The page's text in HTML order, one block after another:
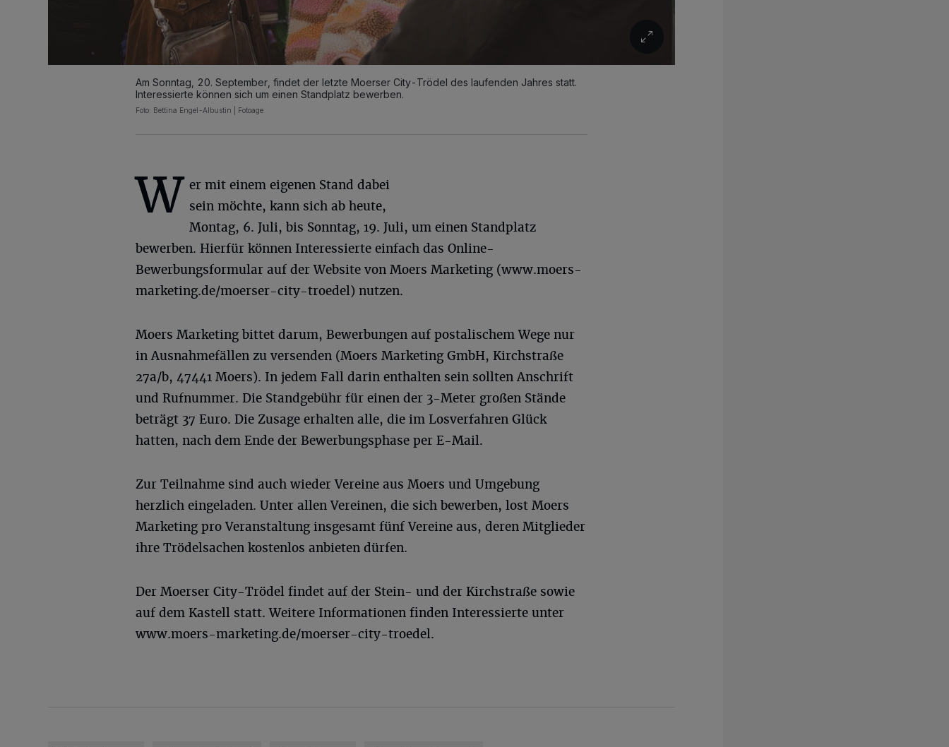
Am Sonntag, 20. September, findet der letzte Moerser City-Trödel des laufenden Jahres statt.
Interessierte können sich um einen Standplatz bewerben.
Foto: Bettina Engel-Albustin | Fotoage
W er mit einem eigenen Stand dabei
sein möchte, kann sich ab heute,
Montag, 6. Juli, bis Sonntag, 19. Juli, um einen Standplatz
bewerben. Hierfür können Interessierte einfach das Online-
Bewerbungsformular auf der Website von Moers Marketing (www.moers-
marketing.de/moerser-city-troedel) nutzen.
Moers Marketing bittet darum, Bewerbungen auf postalischem Wege nur
in Ausnahmefällen zu versenden (Moers Marketing GmbH, Kirchstraße
27a/b, 47441 Moers). In jedem Fall darin enthalten sein sollten Anschrift
und Rufnummer. Die Standgebühr für einen der 3-Meter großen Stände
beträgt 37 Euro. Die Zusage erhalten alle, die im Losverfahren Glück
hatten, nach dem Ende der Bewerbungsphase per E-Mail.
Zur Teilnahme sind auch wieder Vereine aus Moers und Umgebung
herzlich eingeladen. Unter allen Vereinen, die sich bewerben, lost Moers
Marketing pro Veranstaltung insgesamt fünf Vereine aus, deren Mitglieder
ihre Trödelsachen kostenlos anbieten dürfen.
Der Moerser City-Trödel findet auf der Stein- und der Kirchstraße sowie
auf dem Kastell statt. Weitere Informationen finden Interessierte unter
www.moers-marketing.de/moerser-city-troedel.